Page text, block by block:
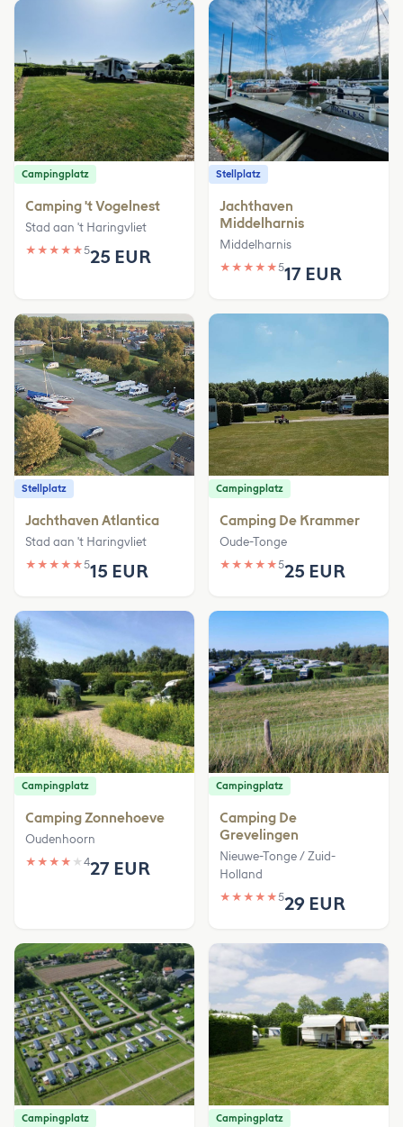
Campingplatz
Camping 't Vogelnest
Stad aan 't Haringvliet
★ ★ ★ ★ ★525 EUR
Stellplatz
Jachthaven
Middelharnis
Middelharnis
★ ★ ★ ★ ★517 EUR
Stellplatz
Jachthaven Atlantica
Stad aan 't Haringvliet
★ ★ ★ ★ ★515 EUR
Campingplatz
Camping De Krammer
Oude-Tonge
★ ★ ★ ★ ★525 EUR
Campingplatz
Camping Zonnehoeve
Oudenhoorn
★ ★ ★ ★ ★ 427 EUR
Campingplatz
Camping De
Grevelingen
Nieuwe-Tonge / Zuid-
Holland
★ ★ ★ ★ ★529 EUR
Campingplatz Campingplatz